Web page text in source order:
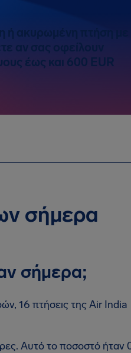
ή ακυρωμένη πτήση με
αν σας οφείλουν
έως και 600 EUR
σήμερα
σήμερα;
16 πτήσεις της Air India
Αυτό το ποσοστό ήταν